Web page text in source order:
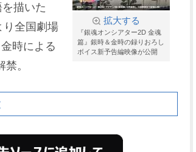
拡大する
『銀魂オンシアター2D 金魂
篇』銀時＆金時の録りおろし
ボイス新予告編映像が公開
描いた
り全国劇場
時による
。